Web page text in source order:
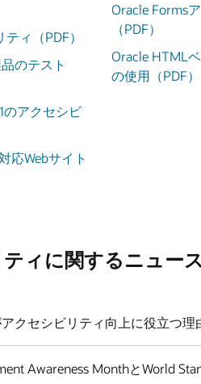
ィ（PDF）
のテスト
のアクセシビ
応Webサイト
Oracle Forms
（PDF）
Oracle HTML
の使用（PDF）
ィに関するニュース
クセシビリティ向上に役立つ理
Awareness MonthとWorld